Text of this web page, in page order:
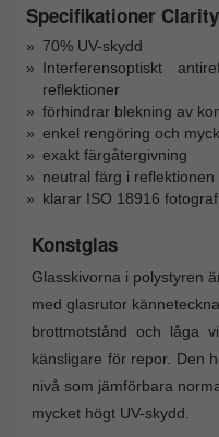
Specifikationer
70% UV-skydd
Interferensoptiskt
reflektioner
förhindrar blekning av
enkel rengöring och
exakt färgåtergivning
neutral färg i
klarar ISO 18916
Konstglas
Glasskivorna i polystyren
med glasrutor
brottmotstånd och låga
känsligare för repor. Den
nivå som jämförbara
mycket högt UV-skydd.